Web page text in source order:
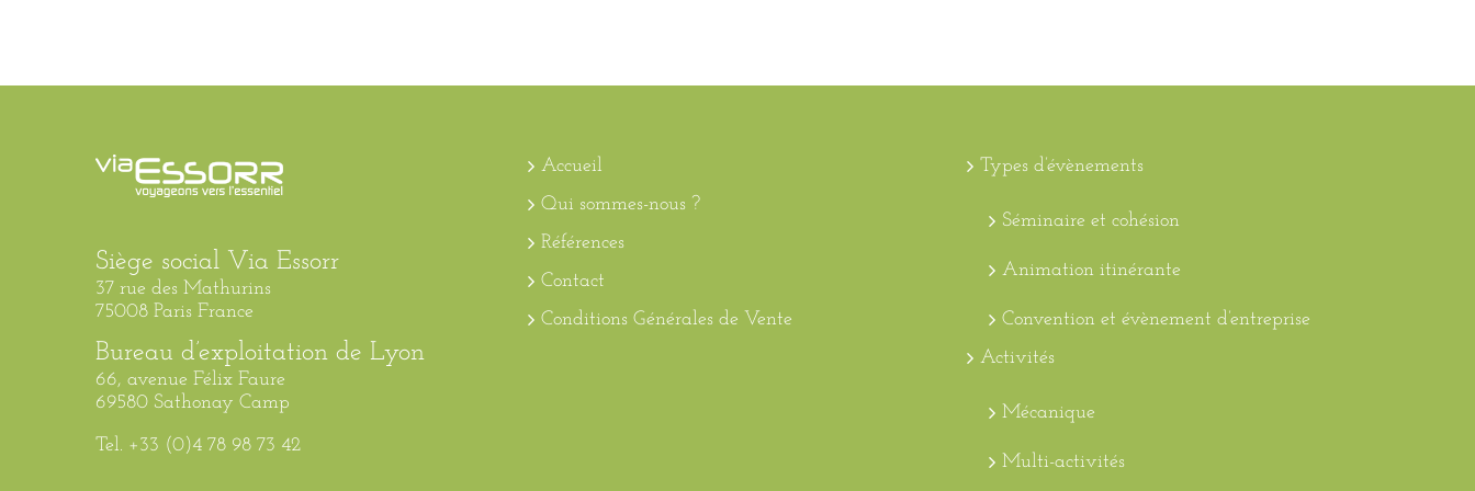
Siège social Via Essorr
37 rue des Mathurins
75008 Paris France
Bureau d’exploitation de Lyon
66, avenue Félix Faure
69580 Sathonay Camp
Tel. +33 (0)4 78 98 73 42
Accueil
Qui sommes-nous ?
Références
Contact
Conditions Générales de Vente
Types d’évènements
Séminaire et cohésion
Animation itinérante
Convention et évènement d’entreprise
Activités
Mécanique
Multi-activités